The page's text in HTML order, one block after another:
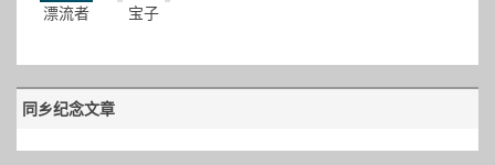
漂流者 宝子
同乡纪念文章